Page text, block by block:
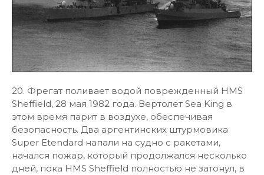
20. Фрегат поливает водой поврежденный HMS
Sheffield, 28 мая 1982 года. Вертолет Sea King в
этом время парит в воздухе, обеспечивая
безопасность. Два аргентинских штурмовика
Super Etendard напали на судно с ракетами,
начался пожар, который продолжался несколько
дней, пока HMS Sheffield полностью не затонул, в